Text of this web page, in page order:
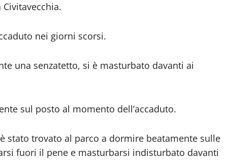
Civitavecchia.
nei giorni scorsi.
una senzatetto, si è masturbato davanti ai
sul posto al momento dell’accaduto.
stato trovato al parco a dormire beatamente sulle
fuori il pene e masturbarsi indisturbato davanti